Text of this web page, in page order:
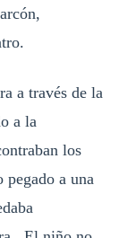
a través de la
a la
los
pegado a una